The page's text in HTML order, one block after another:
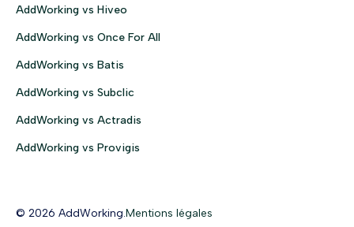
AddWorking vs Hiveo
AddWorking vs Once For All
AddWorking vs Batis
AddWorking vs Subclic
AddWorking vs Actradis
AddWorking vs Provigis
© 2026 AddWorking.Mentions légales